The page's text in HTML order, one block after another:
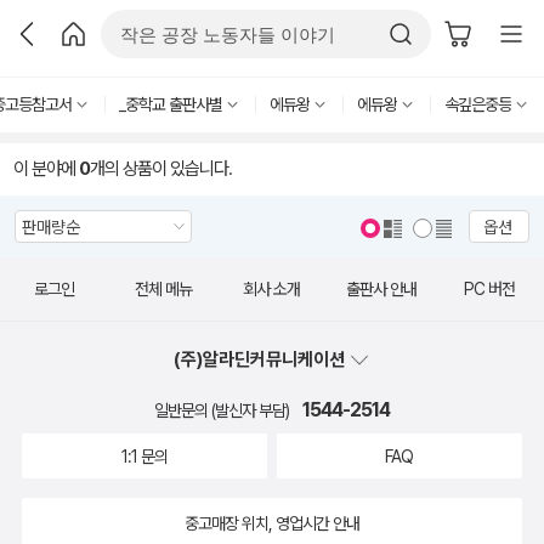
고등참고서 _중학교 출판사별 에듀왕 에듀왕 속깊은중등
이 분야에 0개의 상품이 있습니다.
옵션
로그인 전체 메뉴 회사 소개 출판사 안내 PC 버전
(주)알라딘커뮤니케이션
일반문의 (발신자 부담) 1544-2514
1:1 문의 FAQ
중고매장 위치, 영업시간 안내